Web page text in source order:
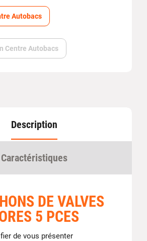
Autobacs
Centre Autobacs
Description
Caractéristiques
DE VALVES
5 PCES
de vous présenter